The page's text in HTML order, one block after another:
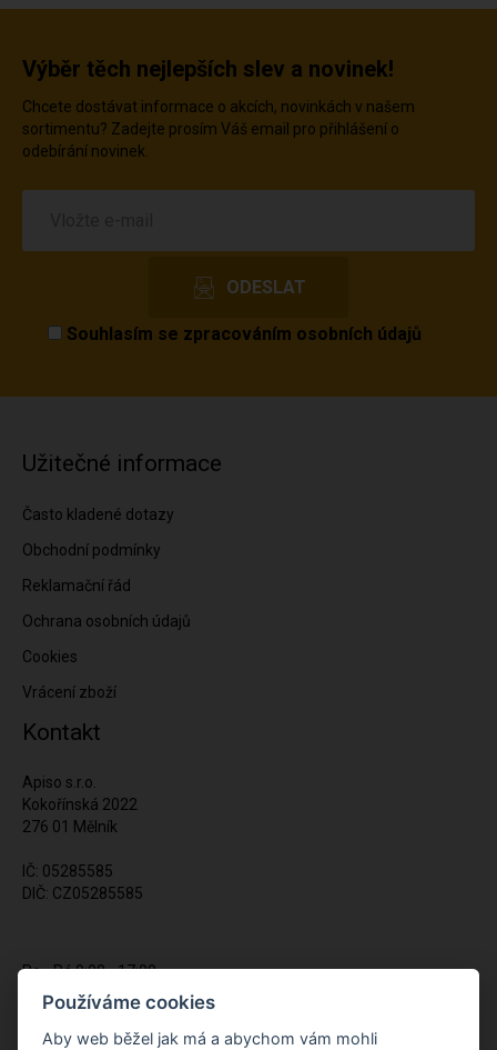
Výběr těch nejlepších slev a novinek!
Chcete dostávat informace o akcích, novinkách v našem
sortimentu? Zadejte prosím Váš email pro přihlášení o
odebírání novinek.
Souhlasím se zpracováním osobních údajů
Užitečné informace
Často kladené dotazy
Obchodní podmínky
Reklamační řád
Ochrana osobních údajů
Cookies
Vrácení zboží
Kontakt
Apiso s.r.o.
Kokořínská 2022
276 01 Mělník
IČ: 05285585
DIČ: CZ05285585
Po - Pá 9:00 - 17:00
(12:00 - 12:30 pauza)
Používáme cookies
Aby web běžel jak má a abychom vám mohli